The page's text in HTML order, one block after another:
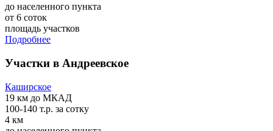
до населенного пункта
от 6 соток
площадь участков
Подробнее
Участки в Андреевское
Каширское
19 км до МКАД
100-140 т.р. за сотку
4 км